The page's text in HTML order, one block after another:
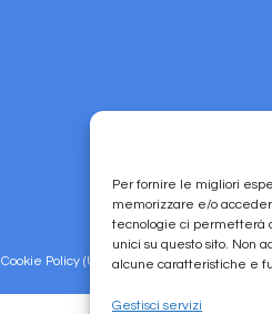
Per fornire le migliori
memorizzare e/o
tecnologie ci permetterà
unici su questo sito. Non
alcune caratteristiche e
Gestisci servizi
Cookie Policy (UE) Privacy Policy